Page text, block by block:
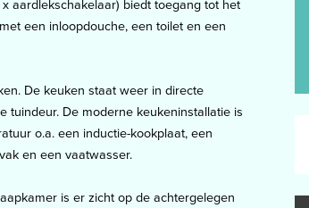
aardlekschakelaar) biedt toegang tot het
een inloopdouche, een toilet en een
De keuken staat weer in directe
De moderne keukeninstallatie is
o.a. een inductie-kookplaat, een
en een vaatwasser.
is er zicht op de achtergelegen